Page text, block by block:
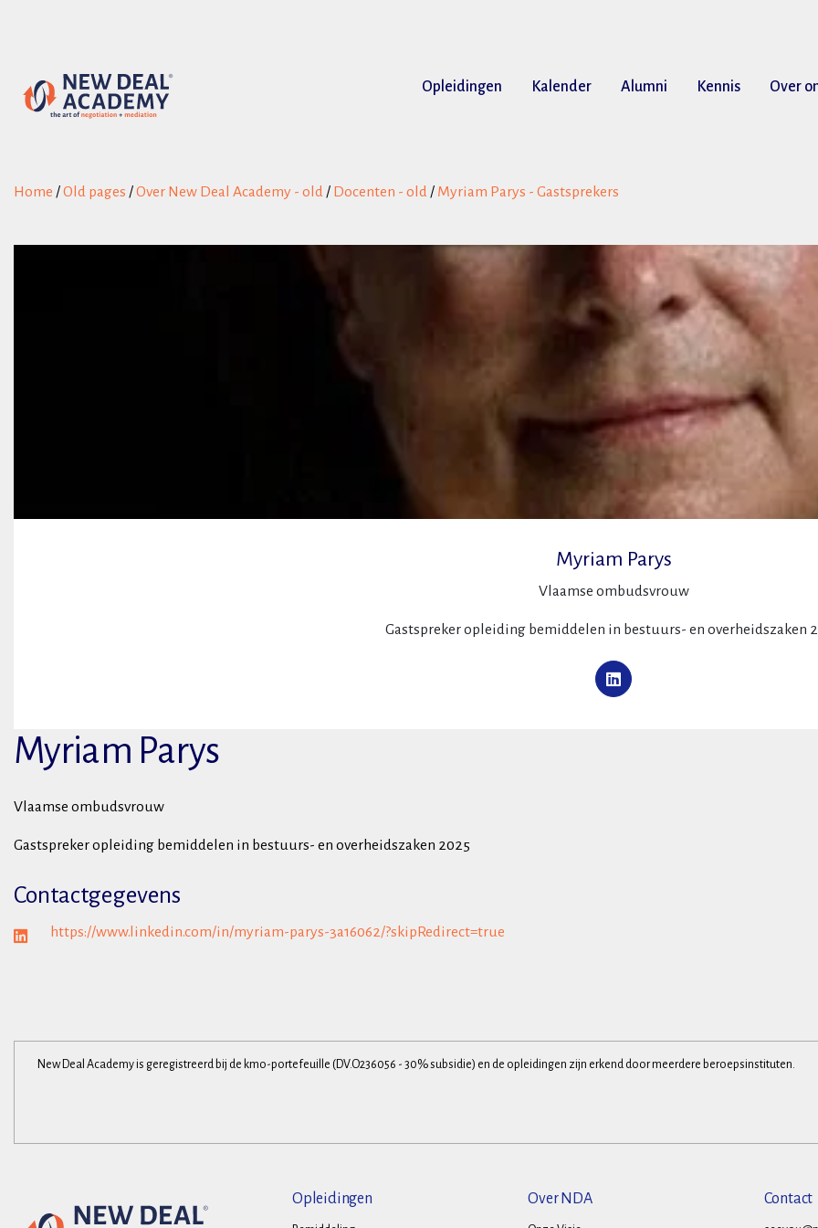
Opleidingen Kalender Alumni Kennis Over
Home /Old pages /Over New Deal Academy - old/ Docenten - old/ Myriam Parys - Gastsprekers
Myriam Parys
Vlaamse ombudsvrouw
Gastspreker opleiding bemiddelen in bestuurs- en overheidszaken
Myriam Parys
Vlaamse ombudsvrouw
Gastspreker opleiding bemiddelen in bestuurs- en overheidszaken 2025
Contactgegevens
https://www.linkedin.com/in/myriam-parys-3a16062/?skipRedirect=true
New Deal Academy is geregistreerd bij de kmo-portefeuille (DV.O236056 - 30% subsidie) en de opleidingen zijn erkend door meerdere beroepsinstituten.
Opleidingen Over NDA Contact